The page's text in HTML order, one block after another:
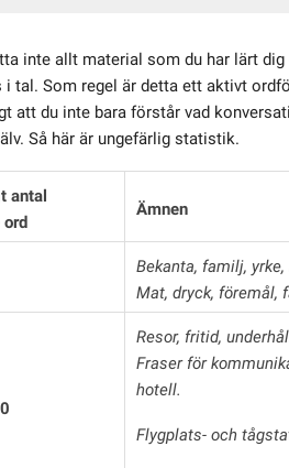
inte allt material som du har lärt
tal. Som regel är detta ett aktivt
att du inte bara förstår vad
Så här är ungefärlig statistik.
antal
ord
Ämnen
Bekanta, familj, yrke,
Mat, dryck, föremål,
Resor, fritid,
Fraser för
hotell.
Flygplats- och